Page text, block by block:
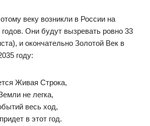
веку возникли в России на
Они будут вызревать ровно 33
и окончательно Золотой Век в
году:
Живая Строка,
не легка,
весь ход,
в этот год.